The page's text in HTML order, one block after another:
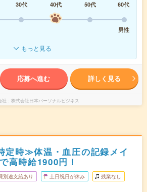
30代 40代 50代
60代
男性
もっと見る
応募へ進む 詳しく見る
社 株式会社日本パーソナルビジネス
時≫体温・血圧の記録メイ
高時給1900円！
別途支給あり 土日祝日が休み 残業なし